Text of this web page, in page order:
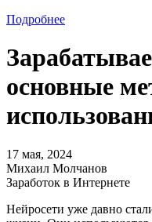
Подробнее
основные
17 мая, 2024
Михаил Молчанов
Заработок в Интернете
Нейросети уже давно